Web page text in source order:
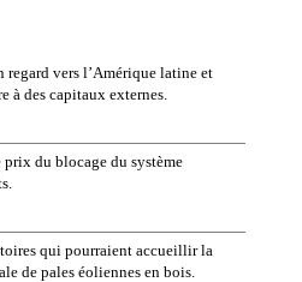
regard vers l’Amérique latine et
à des capitaux externes.
prix du blocage du système
qui pourraient accueillir la
de pales éoliennes en bois.